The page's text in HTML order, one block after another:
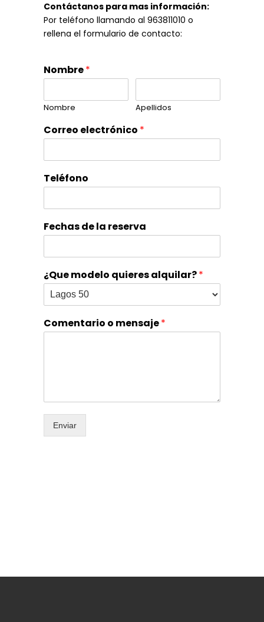
Contáctanos para mas información:
Por teléfono llamando al 963811010 o
rellena el formulario de contacto:
Nombre*
Nombre Apellidos
Correo electrónico *
Teléfono
Fechas de la reserva
¿Que modelo quieres alquilar?*
Comentario o mensaje*
Enviar